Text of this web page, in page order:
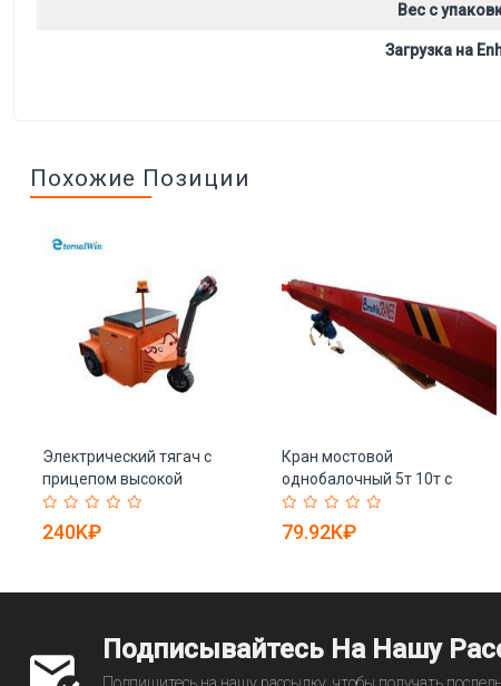
Вес с
Загрузка на
Похожие Позиции
Электрический тягач с
прицепом высокой
мощности (арт. 25-
19081423)
240K₽
Кран мостовой
однобалочный 5т 10т с
пультом (арт. 25-19081430)
79.92K₽
Подписывайтесь На Нашу